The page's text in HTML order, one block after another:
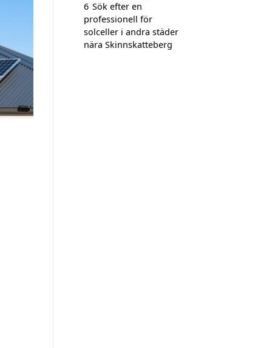
6 Sök efter en
professionell för
solceller i andra städer
nära Skinnskatteberg